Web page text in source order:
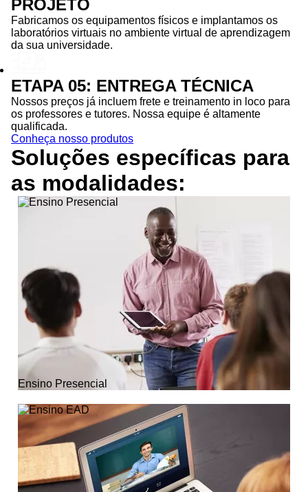
PROJETO
Fabricamos os equipamentos físicos e implantamos os
laboratórios virtuais no ambiente virtual de aprendizagem
da sua universidade.
ETAPA 05: ENTREGA TÉCNICA
Nossos preços já incluem frete e treinamento in loco para
os professores e tutores. Nossa equipe é altamente
qualificada.
Conheça nosso produtos
Soluções específicas para
as modalidades:
Ensino Presencial